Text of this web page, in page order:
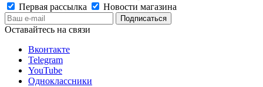
Первая рассылка
Новости магазина
Оставайтесь на связи
Вконтакте
Telegram
YouTube
Одноклассники